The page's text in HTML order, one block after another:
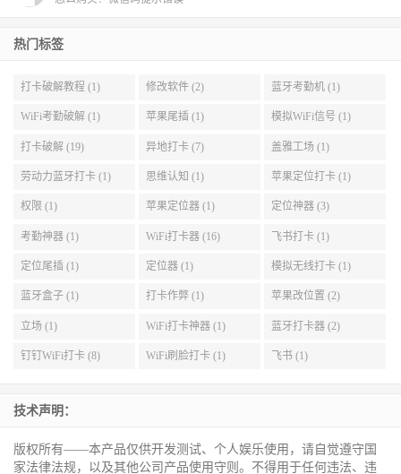
热门标签
打卡破解教程 (1) 修改软件 (2) 蓝牙考勤机 (1)
WiFi考勤破解 (1) 苹果尾插 (1) 模拟WiFi信号 (1)
打卡破解 (19) 异地打卡 (7) 盖雅工场 (1)
劳动力蓝牙打卡 (1) 思维认知 (1) 苹果定位打卡 (1)
权限 (1) 苹果定位器 (1) 定位神器 (3)
考勤神器 (1) WiFi打卡器 (16) 飞书打卡 (1)
定位尾插 (1) 定位器 (1) 模拟无线打卡 (1)
蓝牙盒子 (1) 打卡作弊 (1) 苹果改位置 (2)
立场 (1) WiFi打卡神器 (1) 蓝牙打卡器 (2)
钉钉WiFi打卡 (8) WiFi刷脸打卡 (1) 飞书 (1)
技术声明：
版权所有——本产品仅供开发测试、个人娱乐使用，请自觉遵守国
家法律法规，以及其他公司产品使用守则。不得用于任何违法、违